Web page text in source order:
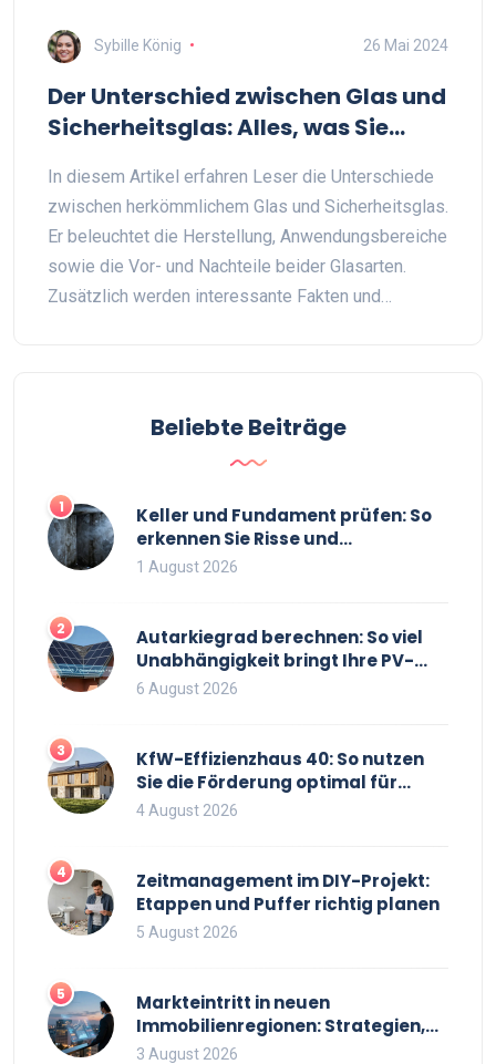
Sybille König 26 Mai 2024
Der Unterschied zwischen Glas und
Sicherheitsglas: Alles, was Sie
In diesem Artikel erfahren Leser die Unterschiede
zwischen herkömmlichem Glas und Sicherheitsglas.
Er beleuchtet die Herstellung, Anwendungsbereiche
sowie die Vor- und Nachteile beider Glasarten.
Zusätzlich werden interessante Fakten und
Beliebte Beiträge
1
Keller und Fundament prüfen: So
erkennen Sie Risse und
Feuchtigkeit bei
1 August 2026
2
Autarkiegrad berechnen: So viel
Unabhängigkeit bringt Ihre PV-
Anlage mit Speicher
6 August 2026
3
KfW-Effizienzhaus 40: So nutzen
Sie die Förderung optimal für
Neubau und Sanierung
4 August 2026
4
Zeitmanagement im DIY-Projekt:
Etappen und Puffer richtig planen
5 August 2026
5
Markteintritt in neuen
Immobilienregionen: Strategien,
Risiken und Checkliste
3 August 2026